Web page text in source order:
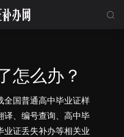

怎么办？
全国普通高中毕业证样
译、编号查询、高中毕
业证丢失补办等相关业